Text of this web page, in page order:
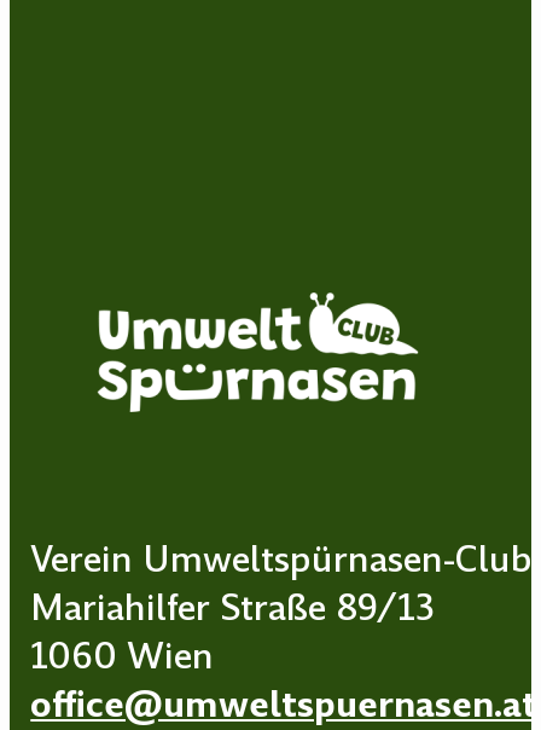
Verein Umweltspürnasen-Club
Mariahilfer Straße 89/13
1060 Wien
office@umweltspuernasen.at